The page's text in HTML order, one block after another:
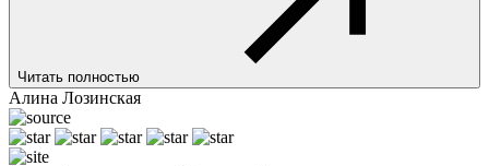
Читать полностью
Алина Лозинская